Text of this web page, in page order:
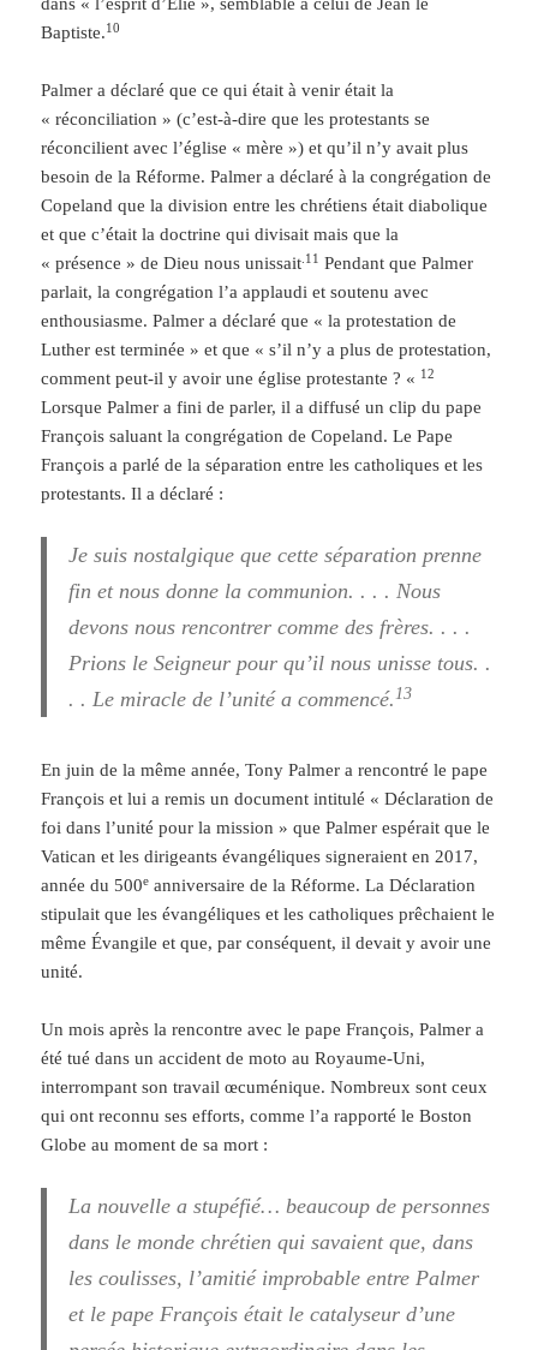
dans « l’esprit d’Elie », semblable à celui de Jean le
Baptiste.10
Palmer a déclaré que ce qui était à venir était la
« réconciliation » (c’est-à-dire que les protestants se
réconcilient avec l’église « mère ») et qu’il n’y avait plus
besoin de la Réforme. Palmer a déclaré à la congrégation de
Copeland que la division entre les chrétiens était diabolique
et que c’était la doctrine qui divisait mais que la
« présence » de Dieu nous unissait .11 Pendant que Palmer
parlait, la congrégation l’a applaudi et soutenu avec
enthousiasme. Palmer a déclaré que « la protestation de
Luther est terminée » et que « s’il n’y a plus de protestation,
comment peut-il y avoir une église protestante ? « 12
Lorsque Palmer a fini de parler, il a diffusé un clip du pape
François saluant la congrégation de Copeland. Le Pape
François a parlé de la séparation entre les catholiques et les
protestants. Il a déclaré :
Je suis nostalgique que cette séparation prenne
fin et nous donne la communion. . . . Nous
devons nous rencontrer comme des frères. . . .
Prions le Seigneur pour qu’il nous unisse tous. .
. . Le miracle de l’unité a commencé.13
En juin de la même année, Tony Palmer a rencontré le pape
François et lui a remis un document intitulé « Déclaration de
foi dans l’unité pour la mission » que Palmer espérait que le
Vatican et les dirigeants évangéliques signeraient en 2017,
année du 500e anniversaire de la Réforme. La Déclaration
stipulait que les évangéliques et les catholiques prêchaient le
même Évangile et que, par conséquent, il devait y avoir une
unité.
Un mois après la rencontre avec le pape François, Palmer a
été tué dans un accident de moto au Royaume-Uni,
interrompant son travail œcuménique. Nombreux sont ceux
qui ont reconnu ses efforts, comme l’a rapporté le Boston
Globe au moment de sa mort :
La nouvelle a stupéfié… beaucoup de personnes
dans le monde chrétien qui savaient que, dans
les coulisses, l’amitié improbable entre Palmer
et le pape François était le catalyseur d’une